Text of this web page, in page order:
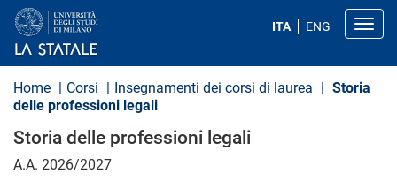
a
ITA ENG
Home Corsi Insegnamenti dei corsi di laurea
Storia
delle professioni legali
Storia delle professioni legali
A.A. 2026/2027